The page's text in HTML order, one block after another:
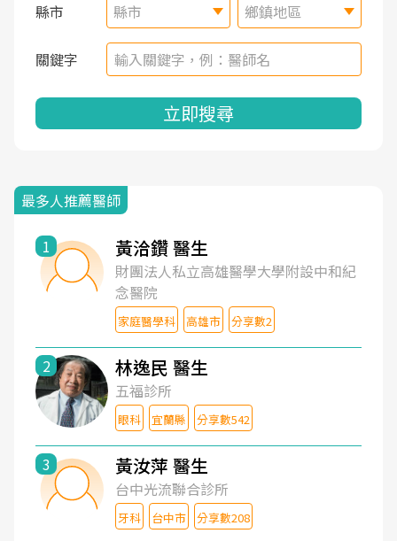
縣市 縣市 鄉鎮地區
關鍵字
立即搜尋
最多人推薦醫師
1 黃洽鑽 醫生
財團法人私立高雄醫學大學附設中和紀
念醫院
家庭醫學科 高雄市 分享數2
2 林逸民 醫生
五福診所
眼科 宜蘭縣 分享數542
3 黃汝萍 醫生
台中光流聯合診所
牙科 台中市 分享數208